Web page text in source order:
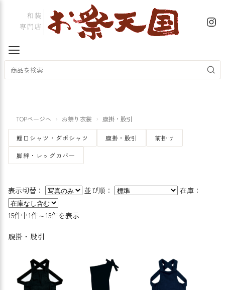
TOPページへ お祭り衣裳 腹掛・股引
鯉口シャツ・ダボシャツ 腹掛・股引 前掛け
脚絆・レッグカバー
表示切替： 並び順： 在庫：
15件中1件～15件を表示
腹掛・股引